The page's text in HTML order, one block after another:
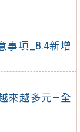
事項_8.4新增
來越多元—全